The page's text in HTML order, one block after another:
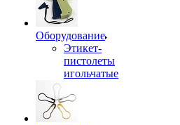
Оборудование
Этикет-
пистолеты
игольчатые